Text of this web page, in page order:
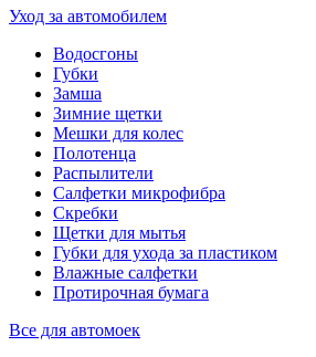
Уход за автомобилем
Водосгоны
Губки
Замша
Зимние щетки
Мешки для колес
Полотенца
Распылители
Салфетки микрофибра
Скребки
Щетки для мытья
Губки для ухода за пластиком
Влажные салфетки
Протирочная бумага
Все для автомоек